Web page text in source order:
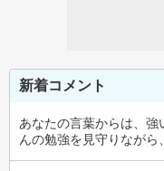
新着コメント
あなたの言葉からは、強
んの勉強を見守りながら